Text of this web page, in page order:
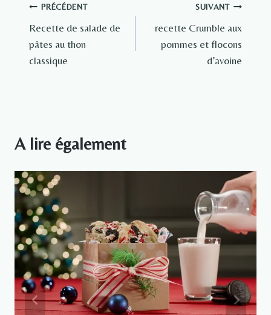
Navigation
de
l’article
PRÉCÉDENT
Recette de salade de
pâtes au thon
classique
SUIVANT
recette Crumble aux
pommes et flocons
d’avoine
A lire également